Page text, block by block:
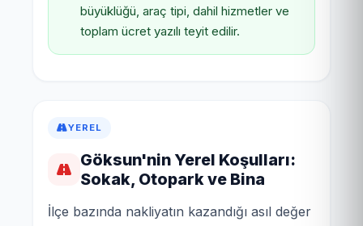
büyüklüğü, araç tipi, dahil hizmetler ve
toplam ücret yazılı teyit edilir.
YEREL
Göksun'nin Yerel Koşulları:
Sokak, Otopark ve Bina
İlçe bazında nakliyatın kazandığı asıl değer